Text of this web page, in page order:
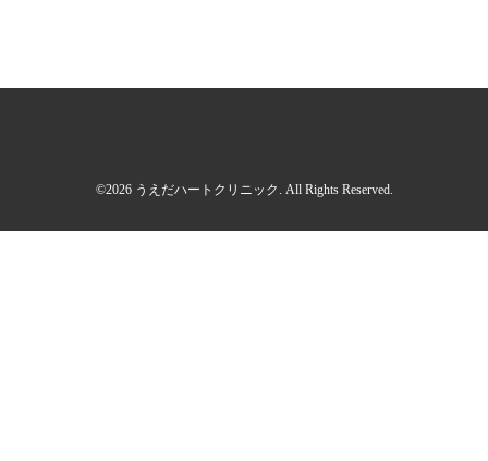
©2026 うえだハートクリニック . All Rights Reserved.